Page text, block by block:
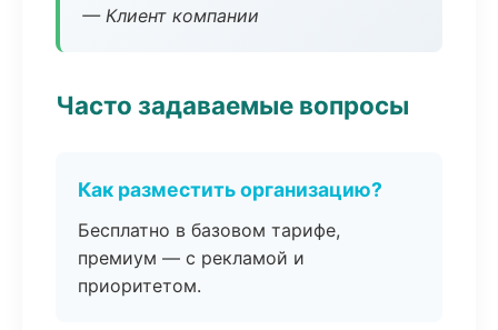
— Клиент компании
Часто задаваемые вопросы
Как разместить организацию?
Бесплатно в базовом тарифе,
премиум — с рекламой и
приоритетом.